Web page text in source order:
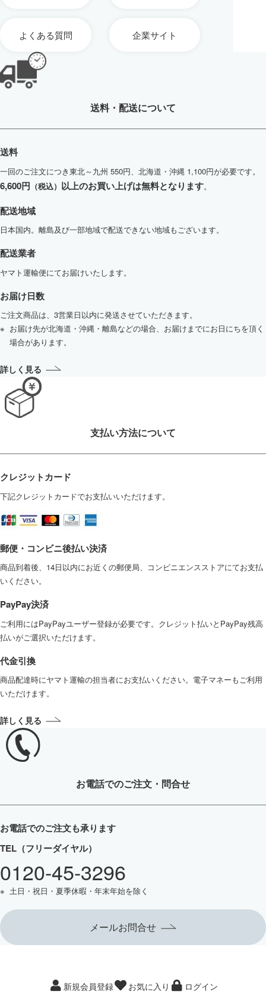
よくある質問 企業サイト
送料・配送について
送料
一回のご注文につき東北～九州 550円、北海道・沖縄 1,100円が必要です。
6,600円 （税込） 以上のお買い上げは無料となります。
配送地域
日本国内。離島及び一部地域で配送できない地域もございます。
配送業者
ヤマト運輸便にてお届けいたします。
お届け日数
ご注文商品は、3営業日以内に発送させていただきます。
お届け先が北海道・沖縄・離島などの場合、お届けまでにお日にちを頂く
場合があります。
詳しく見る
支払い方法について
クレジットカード
下記クレジットカードでお支払いいただけます。
郵便・コンビニ後払い決済
商品到着後、14日以内にお近くの郵便局、コンビニエンスストアにてお支払
いください。
PayPay決済
ご利用にはPayPayユーザー登録が必要です。クレジット払いとPayPay残高
払いがご選択いただけます。
代金引換
商品配達時にヤマト運輸の担当者にお支払いください。電子マネーもご利用
いただけます。
詳しく見る
お電話でのご注文・問合せ
お電話でのご注文も承ります
TEL（フリーダイヤル）
0120-45-3296
土日・祝日・夏季休暇・年末年始を除く
メールお問合せ
新規会員登録 お気に入り ログイン